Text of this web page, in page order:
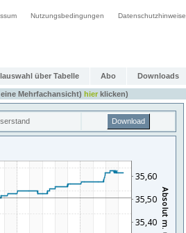
Nutzungsbedingungen Datenschutzhinweise
über Tabelle Abo Downloads
Mehrfachansicht) hierklicken)
Download